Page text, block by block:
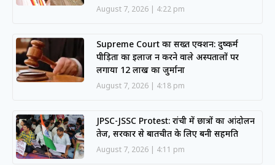
August 7, 2026 4:22 pm
Supreme Court का सख्त एक्शन: दुष्कर्म
पीड़िता का इलाज न करने वाले अस्पतालों पर
लगाया 12 लाख का जुर्माना
August 7, 2026 4:18 pm
JPSC-JSSC Protest: रांची में छात्रों का आंदोलन
तेज, सरकार से बातचीत के लिए बनी सहमति
August 7, 2026 4:11 pm